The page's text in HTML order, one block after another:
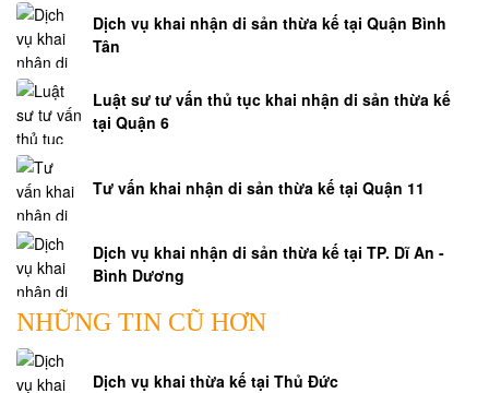
Dịch vụ khai nhận di sản thừa kế tại Quận Bình
Tân
Luật sư tư vấn thủ tục khai nhận di sản thừa kế
tại Quận 6
Tư vấn khai nhận di sản thừa kế tại Quận 11
Dịch vụ khai nhận di sản thừa kế tại TP. Dĩ An -
Bình Dương
NHỮNG TIN CŨ HƠN
Dịch vụ khai thừa kế tại Thủ Đức